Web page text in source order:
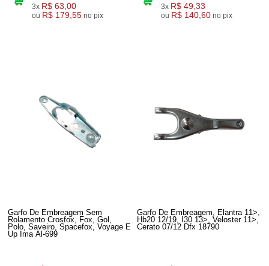
3x R$ 63,00
ou R$ 179,55 no pix
3x R$ 49,33
ou R$ 140,60 no pix
Garfo De Embreagem Sem
Rolamento Crosfox, Fox, Gol,
Polo, Saveiro, Spacefox, Voyage E
Up Ima Al-699
Garfo De Embreagem, Elantra 11>,
Hb20 12/19, I30 13>, Veloster 11>,
Cerato 07/12 Dfx 18790